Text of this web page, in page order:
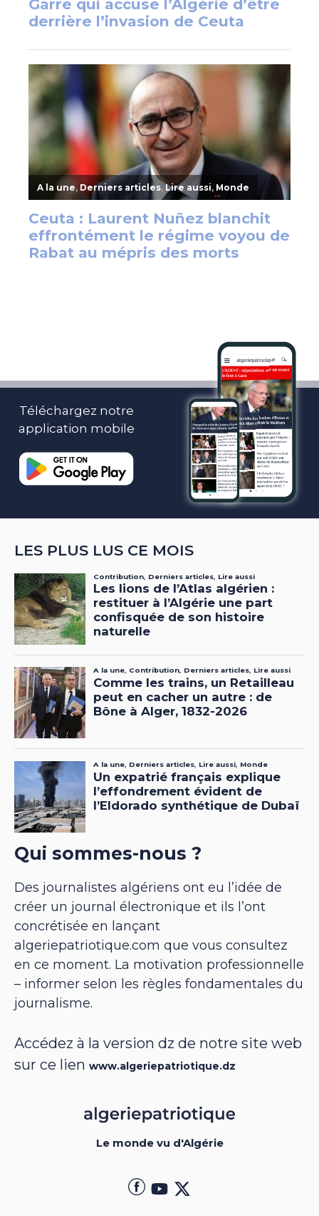
Téléchargez notre
application mobile
LES PLUS LUS CE MOIS
Qui sommes-nous ?
Des journalistes algériens ont eu l’idée de
créer un journal électronique et ils l’ont
concrétisée en lançant
algeriepatriotique.com que vous consultez
en ce moment. La motivation professionnelle
– informer selon les règles fondamentales du
journalisme.
Accédez à la version dz de notre site web
sur ce lien www.algeriepatriotique.dz
Le monde vu d'Algérie